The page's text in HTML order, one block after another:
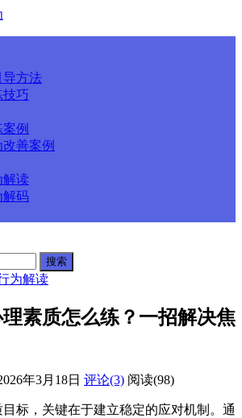
导方法
技巧
例
善案例
解读
解码
搜索
为解读
素质怎么练？一招解决焦
年3月18日 评论(3) 阅读(98)
标，关键在于建立稳定的应对机制。通